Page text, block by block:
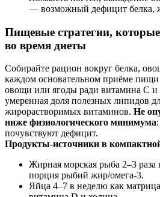
— возможный дефицит белка,
Пищевые стратегии,
во время диеты
Собирайте рацион вокруг белка,
каждом основательном приёме
овощи или ягоды ради витамина C
умеренная доля полезных липидов
жирорастворимых витаминов. Не
ниже физиологического минимума
почувствуют дефицит.
Продукты‑источники в
Жирная морская рыба 2–3 раза
порция рыбий жир/омега‑3.
Яйца 4–7 в неделю как